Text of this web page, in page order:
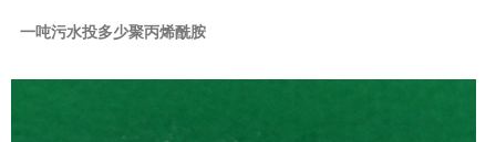
一吨污水投多少聚丙烯酰胺